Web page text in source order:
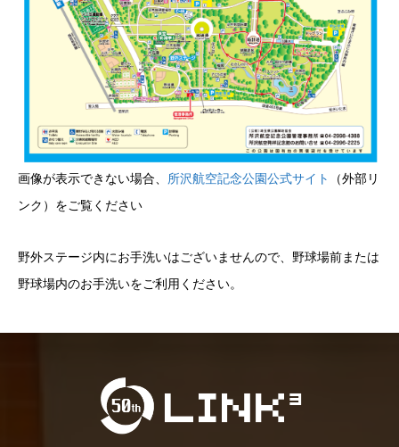
画像が表示できない場合、 所沢航空記念公園公式サイト
（外部リ
ンク）をご覧ください
野外ステージ内にお手洗いはございませんので、野球場前または
野球場内のお手洗いをご利用ください。